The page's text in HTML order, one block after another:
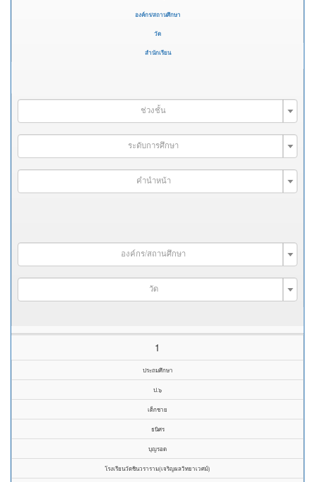
องค์กร/สถานศึกษา
วัด
สำนักเรียน
ช่วงชั้น
ระดับการศึกษา
คำนำหน้า
องค์กร/สถานศึกษา
วัด
1
ประถมศึกษา
ป.๖
เด็กชาย
ธนิศร
บุญรอด
โรงเรียนวัดชินวราราม(เจริญผลวิทยาเวศม์)